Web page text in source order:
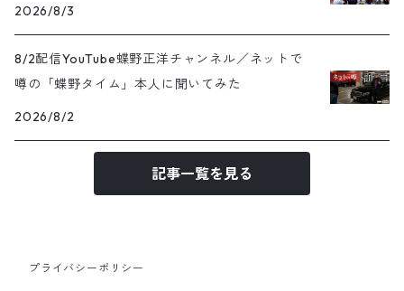
2026/8/3
8/2配信YouTube蝶野正洋チャンネル／ネットで
噂の「蝶野タイム」本人に聞いてみた
2026/8/2
記事一覧を見る
プライバシーポリシー